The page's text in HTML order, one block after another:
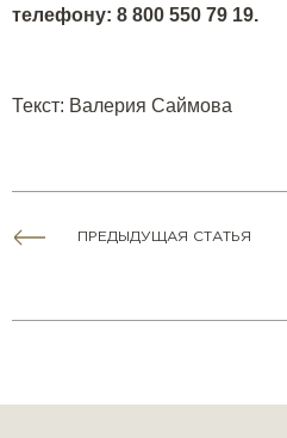
телефону: 8 800 550 79 19.
Текст: Валерия Саймова
ПРЕДЫДУЩАЯ СТАТЬЯ